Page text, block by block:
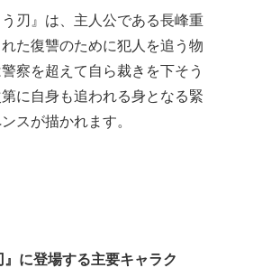
刃』は、主人公である長峰重
た復讐のために犯人を追う物
察を超えて自ら裁きを下そう
に自身も追われる身となる緊
スが描かれます。
』に登場する主要キャラク